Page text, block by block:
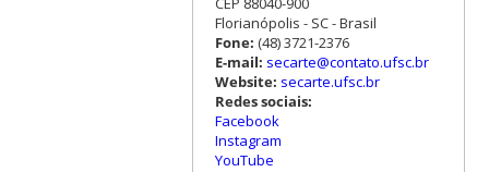
Florianópolis - SC - Brasil
Fone: (48) 3721-2376
E-mail: secarte@contato.ufsc.br
Website: secarte.ufsc.br
Redes sociais:
Facebook
Instagram
YouTube